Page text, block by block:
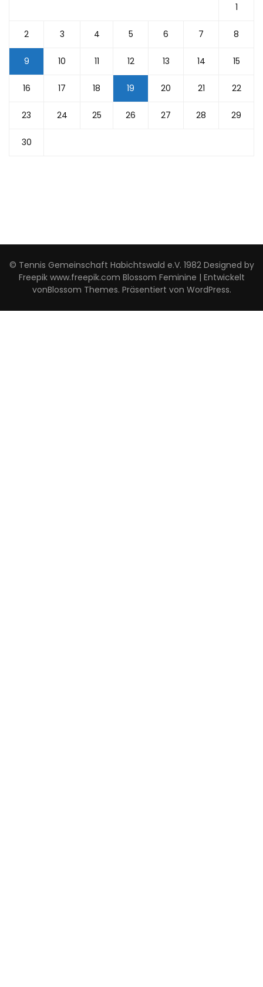
1
2 3 4 5 6 7 8
9 10 11 12 13 14 15
16 17 18 19 20 21 22
23 24 25 26 27 28 29
30
© Tennis Gemeinschaft Habichtswald e.V. 1982 Designed by
Freepik www.freepik.com Blossom Feminine | Entwickelt
vonBlossom Themes. Präsentiert von WordPress.